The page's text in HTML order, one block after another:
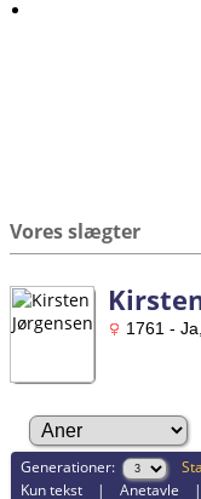
Vores slægter
1761 -
Generationer:
Kun tekst |Anetavle